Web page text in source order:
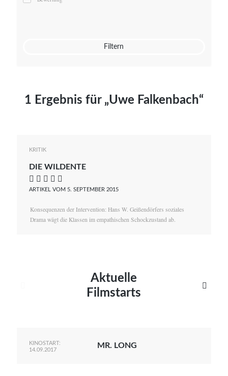
Mato von Vogelstein
Filtern
1 Ergebnis für „Uwe Falkenbach“
KRITIK
DIE WILDENTE
    
ARTIKEL VOM 5. SEPTEMBER 2015
Konsequenzen der Intervention: Hans W. Geißendörfers soziales
Drama wägt die Klassen im empathischen Schockzustand ab.
Aktuelle
Filmstarts

KINOSTART:
14.09.2017
MR. LONG